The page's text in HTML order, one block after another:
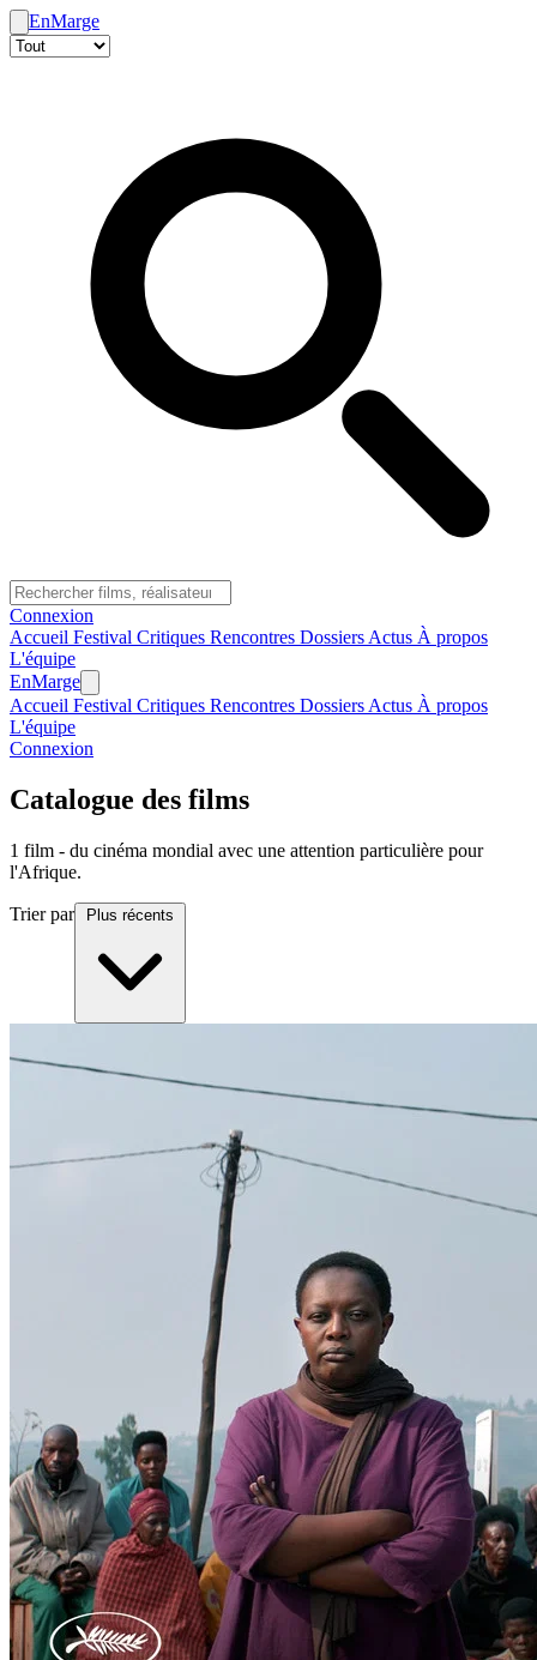
EnMarge
Connexion
Accueil Festival Critiques Rencontres Dossiers Actus À propos
L'équipe
EnMarge
Accueil Festival Critiques Rencontres Dossiers Actus À propos
L'équipe
Connexion
Catalogue des films
1 film - du cinéma mondial avec une attention particulière pour
l'Afrique.
Trier par